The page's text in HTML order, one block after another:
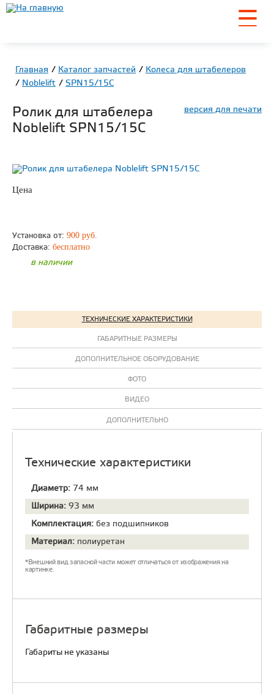
☰
Главная Каталог запчастей
Колеса для штабелеров
Noblelift
SPN15/15C
версия для печати
Ролик для штабелера
Noblelift SPN15/15C
Цена
Установка от: 900 руб.
Доставка: бесплатно
в наличии
ТЕХНИЧЕСКИЕ ХАРАКТЕРИСТИКИ
ГАБАРИТНЫЕ РАЗМЕРЫ
ДОПОЛНИТЕЛЬНОЕ ОБОРУДОВАНИЕ
ФОТО
ВИДЕО
ДОПОЛНИТЕЛЬНО
Технические характеристики
Диаметр: 74 мм
Ширина: 93 мм
Комплектация: без подшипников
Материал: полиуретан
*Внешний вид запасной части может отличаться от изображения на
картинке.
Габаритные размеры
Габариты не указаны